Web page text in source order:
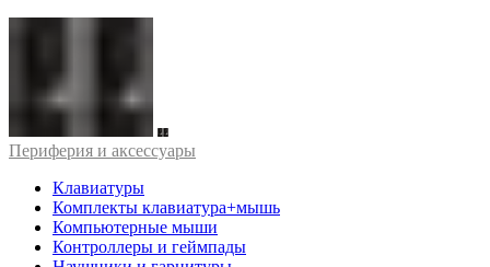
Периферия и аксессуары
Клавиатуры
Комплекты клавиатура+мышь
Компьютерные мыши
Контроллеры и геймпады